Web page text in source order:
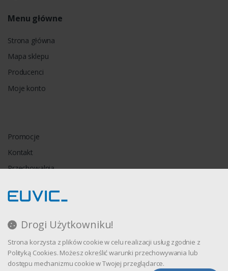
Drogi Użytkowniku!
Strona korzysta z plików cookie w celu realizacji usług zgodnie z
Polityką Cookies. Możesz określić warunki przechowywania lub
dostępu mechanizmu cookie w Twojej przeglądarce.
Menu główne
Strona główna
Mapa sklepu
Producenci
Moje konto
Promocje
Kontakt
Przechowalnia
Regulamin
Polityka prywatności